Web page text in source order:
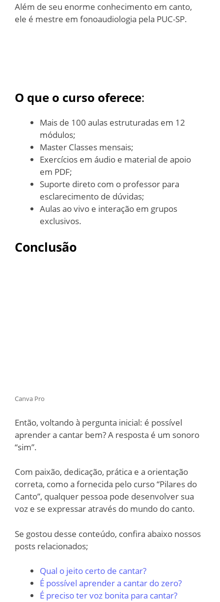
Além de seu enorme conhecimento em canto,
ele é mestre em fonoaudiologia pela PUC-SP.
O que o curso oferece:
Mais de 100 aulas estruturadas em 12
módulos;
Master Classes mensais;
Exercícios em áudio e material de apoio
em PDF;
Suporte direto com o professor para
esclarecimento de dúvidas;
Aulas ao vivo e interação em grupos
exclusivos.
Conclusão
Canva Pro
Então, voltando à pergunta inicial: é possível
aprender a cantar bem? A resposta é um sonoro
“sim”.
Com paixão, dedicação, prática e a orientação
correta, como a fornecida pelo curso “Pilares do
Canto”, qualquer pessoa pode desenvolver sua
voz e se expressar através do mundo do canto.
Se gostou desse conteúdo, confira abaixo nossos
posts relacionados;
Qual o jeito certo de cantar?
É possível aprender a cantar do zero?
É preciso ter voz bonita para cantar?